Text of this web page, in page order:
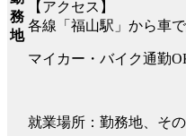
務
地
【アクセス】
各線「福山駅」から車
マイカー・バイク通勤
就業場所：勤務地、そ